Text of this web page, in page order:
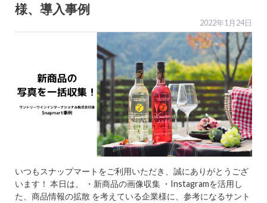
様、導入事例
2022年1月24日
いつもスナップマートをご利用いただき、誠にありがとうござ
います！ 本日は、 ・新商品の画像収集 ・Instagramを活用し
た、商品情報の拡散 を考えている企業様に、参考になるサント